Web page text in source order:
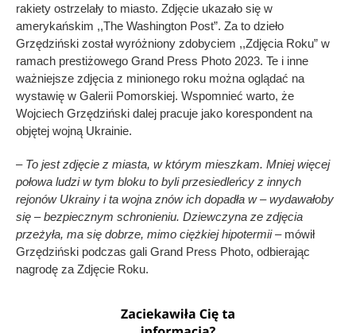
rakiety ostrzelały to miasto. Zdjęcie ukazało się w
amerykańskim ,,The Washington Post”. Za to dzieło
Grzędziński został wyróżniony zdobyciem ,,Zdjęcia Roku” w
ramach prestiżowego Grand Press Photo 2023. Te i inne
ważniejsze zdjęcia z minionego roku można oglądać na
wystawię w Galerii Pomorskiej. Wspomnieć warto, że
Wojciech Grzędziński dalej pracuje jako korespondent na
objętej wojną Ukrainie.
– To jest zdjęcie z miasta, w którym mieszkam. Mniej więcej
połowa ludzi w tym bloku to byli przesiedleńcy z innych
rejonów Ukrainy i ta wojna znów ich dopadła w – wydawałoby
się – bezpiecznym schronieniu. Dziewczyna ze zdjęcia
przeżyła, ma się dobrze, mimo ciężkiej hipotermii– mówił
Grzędziński podczas gali Grand Press Photo, odbierając
nagrodę za Zdjęcie Roku.